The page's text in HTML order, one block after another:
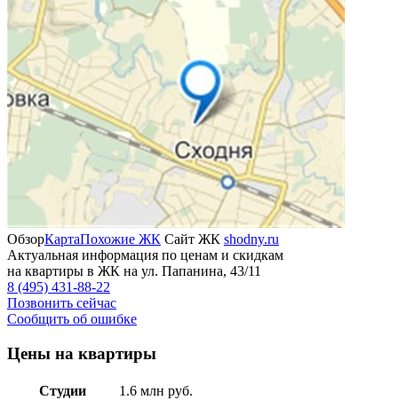
ОбзорКартаПохожие ЖК Сайт ЖК shodny.ru
Актуальная информация по ценам и скидкам
на квартиры в ЖК на ул. Папанина, 43/11
8 (495) 431-88-22
Позвонить сейчас
Сообщить об ошибке
Цены на квартиры
Студии 1.6 млн руб.